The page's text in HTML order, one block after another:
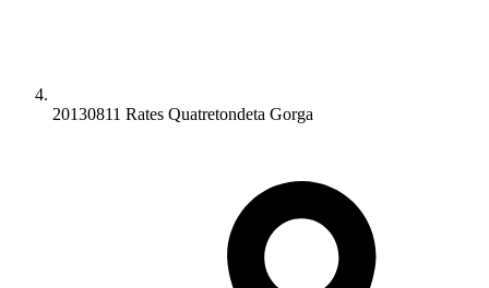
20130811 Rates Quatretondeta Gorga